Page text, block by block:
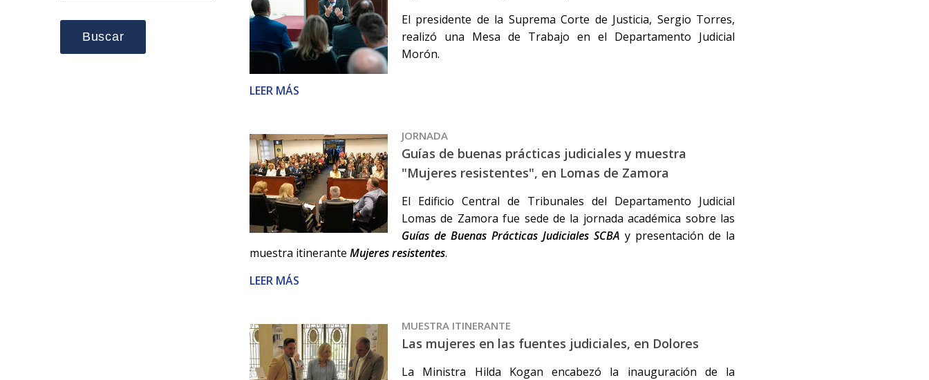
Buscar
El presidente de la Suprema Corte de Justicia, Sergio Torres,
realizó una Mesa de Trabajo en el Departamento Judicial
Morón.
LEER MÁS
JORNADA
Guías de buenas prácticas judiciales y muestra
"Mujeres resistentes", en Lomas de Zamora
El Edificio Central de Tribunales del Departamento Judicial
Lomas de Zamora fue sede de la jornada académica sobre las
Guías de Buenas Prácticas Judiciales SCBA y presentación de la
muestra itinerante Mujeres resistentes.
LEER MÁS
MUESTRA ITINERANTE
Las mujeres en las fuentes judiciales, en Dolores
La Ministra Hilda Kogan encabezó la inauguración de la